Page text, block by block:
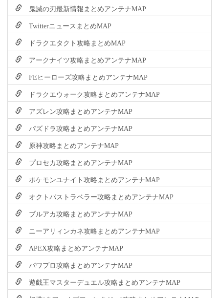
鬼滅の刃最新情報まとめアンテナMAP
TwitterニュースまとめMAP
ドラクエタクト攻略まとめMAP
アークナイツ攻略まとめアンテナMAP
FEヒーローズ攻略まとめアンテナMAP
ドラクエウォーク攻略まとめアンテナMAP
アズレン攻略まとめアンテナMAP
パズドラ攻略まとめアンテナMAP
原神攻略まとめアンテナMAP
プロセカ攻略まとめアンテナMAP
ポケモンユナイト攻略まとめアンテナMAP
オクトパストラベラー攻略まとめアンテナMAP
ブルアカ攻略まとめアンテナMAP
ニーアリィンカネ攻略まとめアンテナMAP
APEX攻略まとめアンテナMAP
パワプロ攻略まとめアンテナMAP
遊戯王マスターデュエル攻略まとめアンテナMAP